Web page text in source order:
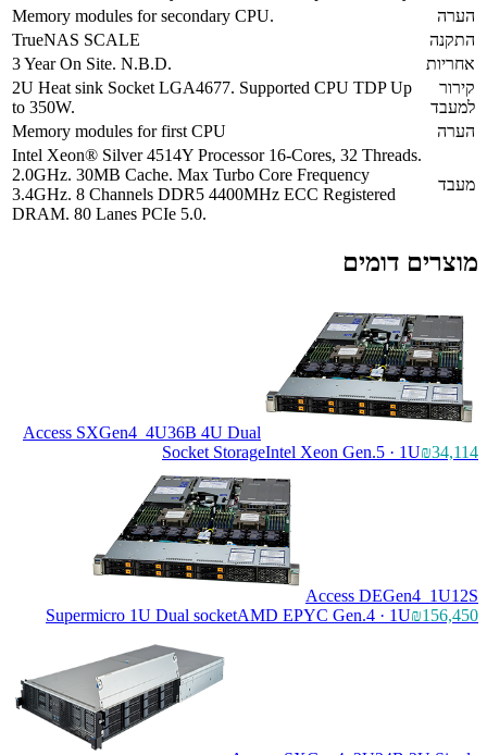
Memory modules for secondary CPU.
TrueNAS SCALE
3 Year On Site. N.B.D.
2U Heat sink Socket LGA4677. Supported CPU
Memory modules for first CPU
Intel Xeon® Silver 4514Y Processor 16-Cores, 32
2.0GHz. 30MB Cache. Max Turbo Core Frequency
3.4GHz. 8 Channels DDR5 4400MHz ECC
DRAM. 80 Lanes PCIe 5.0.
Access SXGen4_4U36B 4U Dual
Socket StorageIntel Xeon
Access
Supermicro 1U Dual socketAMD EPYC